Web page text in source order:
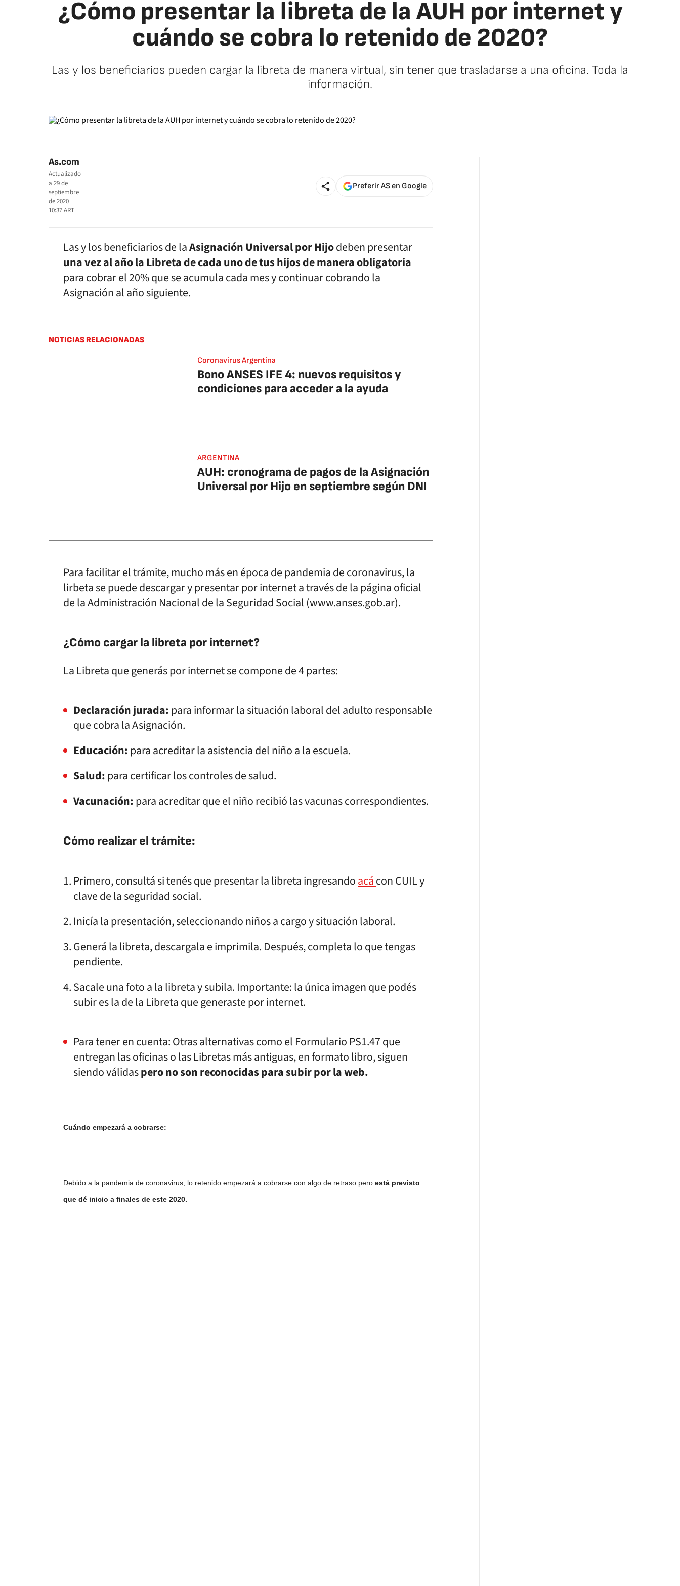
¿Cómo presentar la libreta de la AUH por internet y
cuándo se cobra lo retenido de 2020?
Las y los beneficiarios pueden cargar la libreta de manera virtual, sin tener que trasladarse a una oficina. Toda la
información.
As.com
Actualizado
a 29 de
septiembre
de 2020
10:37ART
Preferir AS en Google
Las y los beneficiarios de laAsignación Universal por Hijodeben presentar
una vez al año la Libreta de cada uno de tus hijos de manera obligatoria
para cobrar el 20% que se acumula cada mes y continuar cobrando la
Asignación al año siguiente.
NOTICIAS RELACIONADAS
Coronavirus Argentina
Bono ANSES IFE 4: nuevos requisitos y
condiciones para acceder a la ayuda
ARGENTINA
AUH: cronograma de pagos de la Asignación
Universal por Hijo en septiembre según DNI
Para facilitar el trámite, mucho más en época de pandemia de coronavirus, la
lirbeta se puede descargar y presentar por internet a través de la página oficial
de la Administración Nacional de la Seguridad Social (www.anses.gob.ar).
¿Cómo cargar la libreta por internet?
La Libreta que generás por internet se compone de 4 partes:
Declaración jurada:para informar la situación laboral del adulto responsable
que cobra la Asignación.
Educación:para acreditar la asistencia del niño a la escuela.
Salud:para certificar los controles de salud.
Vacunación:para acreditar que el niño recibió las vacunas correspondientes.
Cómo realizar el trámite:
Primero, consultá si tenés que presentar la libreta ingresandoacácon CUIL y
clave de la seguridad social.
Inicía la presentación, seleccionando niños a cargo y situación laboral.
Generá la libreta, descargala e imprimila. Después, completa lo que tengas
pendiente.
Sacale una foto a la libreta y subila. Importante: la única imagen que podés
subir es la de la Libreta que generaste por internet.
Para tener en cuenta: Otras alternativas como el Formulario PS1.47 que
entregan las oficinas o las Libretas más antiguas, en formato libro, siguen
siendo válidaspero no son reconocidas para subir por la web.
Cuándo empezará a cobrarse:
Debido a la pandemia de coronavirus, lo retenido empezará a cobrarse con algo de retraso peroestá previsto
que dé inicio a finales de este 2020.